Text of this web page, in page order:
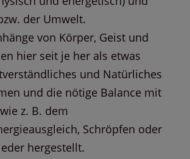
der Umwelt.
von Körper, Geist und
hier seit je her als etwas
und Natürliches
und die nötige Balance mit
z. B. dem
Schröpfen oder
hergestellt.